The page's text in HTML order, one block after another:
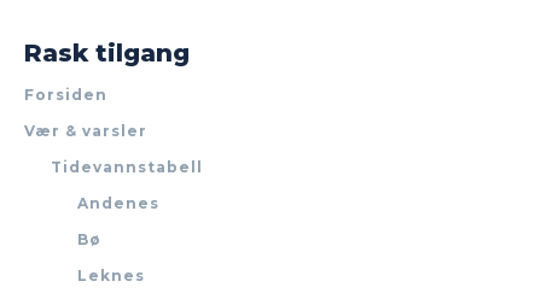
Rask tilgang
Forsiden
Vær & varsler
Tidevannstabell
Andenes
Bø
Leknes